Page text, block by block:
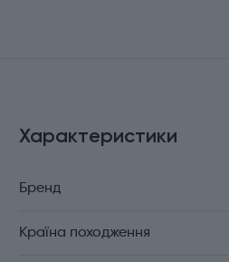
Характеристики
Бренд
Країна походження